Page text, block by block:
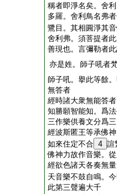
稱者即淨名矣。舍
多羅。舍利鳥名弗
鷺目。其相圓淨其
舍利弗。須菩提者
善現也。言彌勒者
亦是姓。師子吼者
師子吼。擧此等餘
無答者
經時諸大衆無能答
知勝願智能知。爲
三作樂供養文分爲
經波斯匿王等承佛
如來住定不合 4 諠
佛神力故作音樂。
經欲色諸天各奏無
天音樂不鼓自鳴。
此第三聲遍大千